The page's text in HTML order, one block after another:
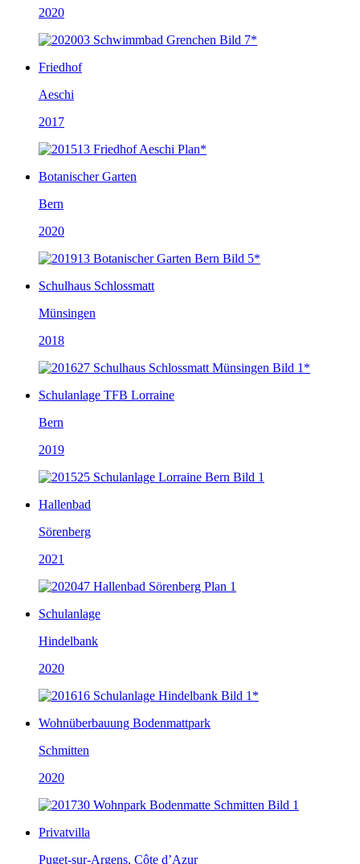
2020
Friedhof
Aeschi
2017
Botanischer Garten
Bern
2020
Schulhaus Schlossmatt
Münsingen
2018
Schulanlage TFB Lorraine
Bern
2019
Hallenbad
Sörenberg
2021
Schulanlage
Hindelbank
2020
Wohnüberbauung Bodenmattpark
Schmitten
2020
Privatvilla
Puget-sur-Argens, Côte d’Azur